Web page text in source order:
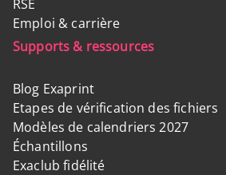
RSE
Emploi & carrière
Supports & ressources
Blog Exaprint
Etapes de vérification des fichiers
Modèles de calendriers 2027
Échantillons
Exaclub fidélité